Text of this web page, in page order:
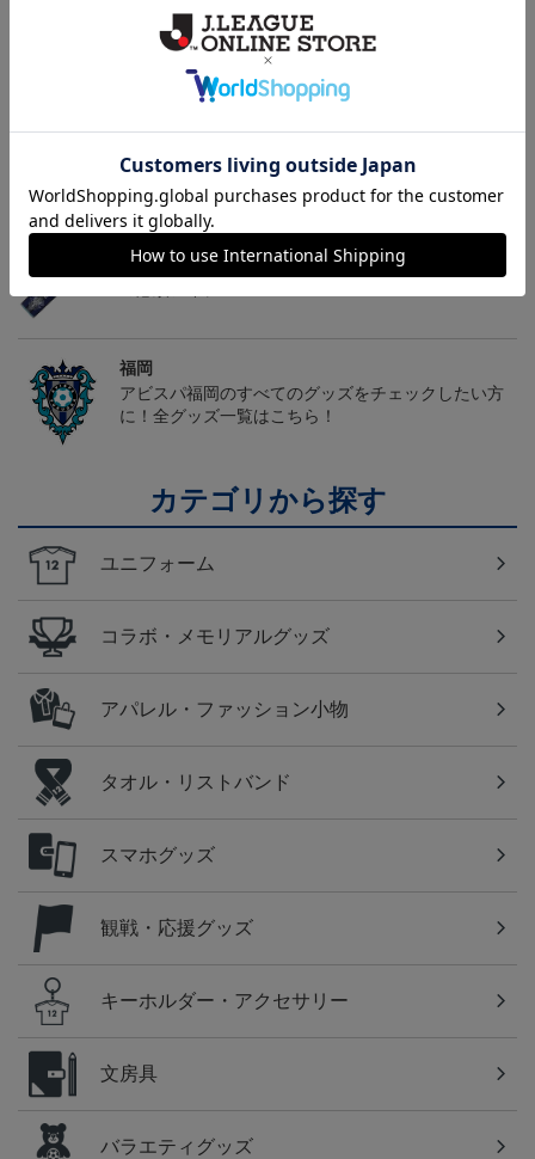
ギフト対応について
ヘルプページ
トピックス
こだわりのデザインに注目！タオルマフラーは応援
福岡
アビスパ福岡のすべてのグッズをチェックしたい方
に！全グッズ一覧はこちら！
カテゴリから探す
ユニフォーム
コラボ・メモリアルグッズ
アパレル・ファッション小物
タオル・リストバンド
スマホグッズ
観戦・応援グッズ
キーホルダー・アクセサリー
文房具
バラエティグッズ